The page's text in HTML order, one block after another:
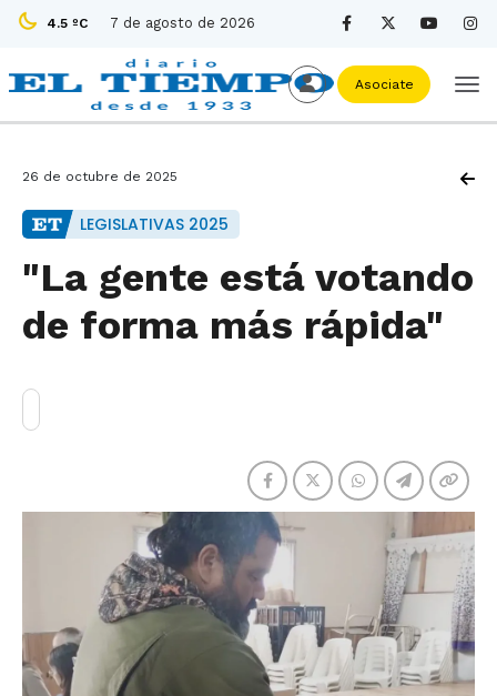
4.5 ºC 7 de agosto de 2026
Asociate
26 de octubre de 2025
LEGISLATIVAS 2025
"La gente está votando
de forma más rápida"